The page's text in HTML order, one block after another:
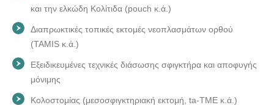
και την ελκώδη Κολίτιδα (pouch κ.ά.)
Διαπρωκτικές τοπικές εκτομές νεοπλασμάτων ορθού
(TAMIS κ.ά.)
Εξειδικευμένες τεχνικές διάσωσης σφιγκτήρα και αποφυγής
μόνιμης
Κολοστομίας (μεσοσφιγκτηριακή εκτομή, ta-TME κ.ά.)